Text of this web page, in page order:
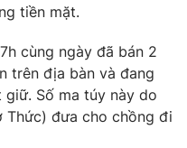
tiền mặt.
cùng ngày đã bán 2
trên địa bàn và đang
Số ma túy này do
Thức) đưa cho chồng đi